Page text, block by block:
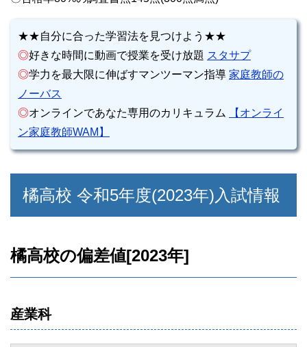
★★自分に合った学習法を見つけよう★★
◎好きな時間に動画で授業を受け放題 スタサプ
◎学力を最大限に伸ばすマンツーマン指導 家庭教師の
ノーバス
◎オンラインであなた専用のカリキュラム
【オンライ
ン家庭教師WAM】
橘高校 令和5年度(2023年)入試情報
橘高校の偏差値[2023年]
産業科